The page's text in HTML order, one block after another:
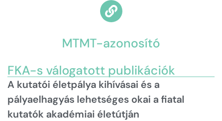
MTMT-azonosító
FKA-s válogatott publikációk
A kutatói életpálya kihívásai és a
pályaelhagyás lehetséges okai a fiatal
kutatók akadémiai életútján